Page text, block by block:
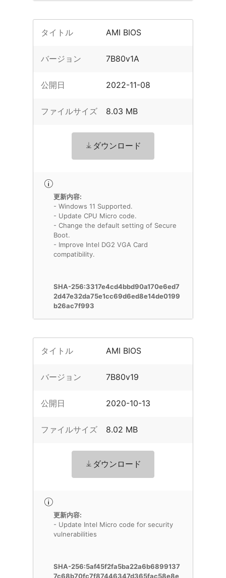
タイトル AMI BIOS
バージョン 7B80v1A
公開日 2022-11-08
ファイルサイズ 8.03 MB
ダウンロード
更新内容:
- Windows 11 Supported.
- Update CPU Micro code.
- Change the default setting of Secure
Boot.
- Improve Intel DG2 VGA Card
compatibility.
SHA-256:3317e4cd4bbd90a170e6ed7
2d47e32da75e1cc69d6ed8e14de0199
b26ac7f993
タイトル AMI BIOS
バージョン 7B80v19
公開日 2020-10-13
ファイルサイズ 8.02 MB
ダウンロード
更新内容:
- Update Intel Micro code for security
vulnerabilities
SHA-256:5af45f2fa5ba22a6b6899137
7c68b70fc7f87446347d365fac58e8e